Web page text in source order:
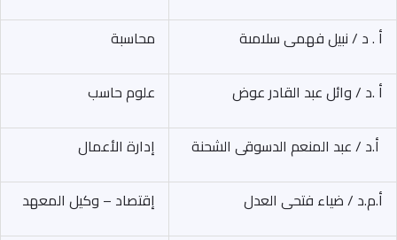
أ . د / نبيل فهمى سلامىة محاسبة
أ .د / وائل عبد القادر عوض علوم حاسب
أ.د / عبد المنعم الدسوقى الشحنة إدارة الأعمال
أ.م.د / ضياء فتحى العدل إقتصاد – وكيل المعهد